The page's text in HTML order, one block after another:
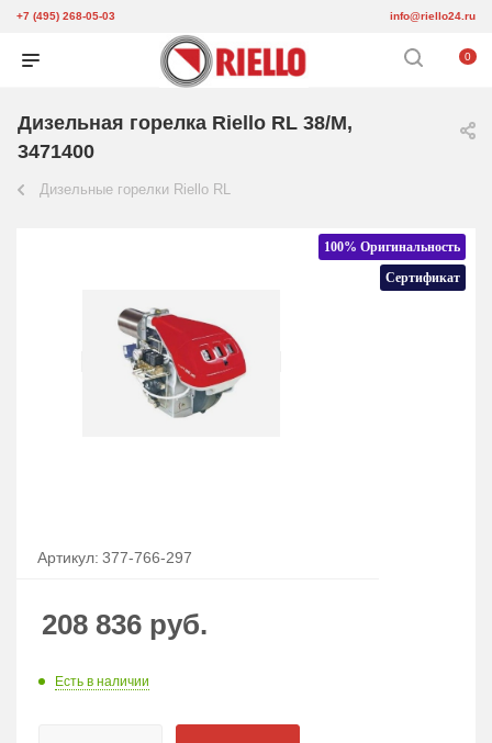
+7 (495) 268-05-03 info@riello24.ru
0
Дизельная горелка Riello RL 38/M,
3471400
Дизельные горелки Riello RL
100% Оригинальность
Сертификат
Артикул: 377-766-297
208 836 руб.
Есть в наличии